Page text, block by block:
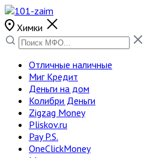
Химки
Отличные наличные
Миг Кредит
Деньги на дом
Колибри Деньги
Zigzag Money
Pliskov.ru
Pay P.S.
OneClickMoney